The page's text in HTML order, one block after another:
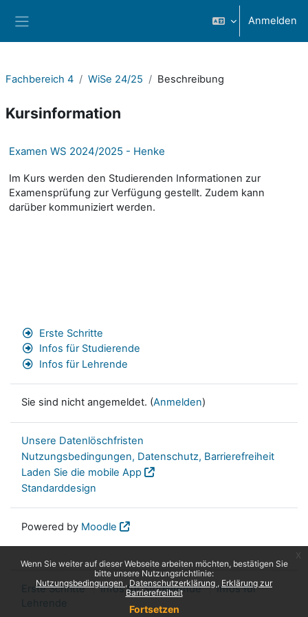
Wenn Sie weiter auf dieser Webseite arbeiten möchten, bestätigen Sie
bitte unsere Nutzungsrichtlinie:
Nutzungsbedingungen
Datenschutzerklärung
Erklärung zur
Barrierefreiheit
Fortsetzen
Anmelden
Fachbereich 4 WiSe 24/25 Beschreibung
Kursinformation
Examen WS 2024/2025 - Henke
Im Kurs werden den Studierenden Informationen zur
Examensprüfung zur Verfügung gestellt. Zudem kann
darüber kommuniziert werden.
Erste Schritte
Infos für Studierende
Infos für Lehrende
Sie sind nicht angemeldet. (Anmelden)
Unsere Datenlöschfristen
Nutzungsbedingungen, Datenschutz, Barrierefreiheit
Laden Sie die mobile App
Standarddesign
Powered by Moodle
Erste Schritte Infos für Studierende
Infos für
Lehrende